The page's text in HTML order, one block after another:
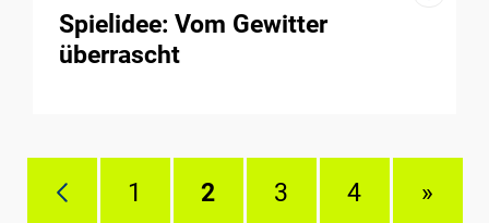
Spielidee: Vom Gewitter
überrascht
1 2 3 4 »